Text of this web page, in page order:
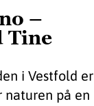
–
Tine
i Vestfold er
naturen på en